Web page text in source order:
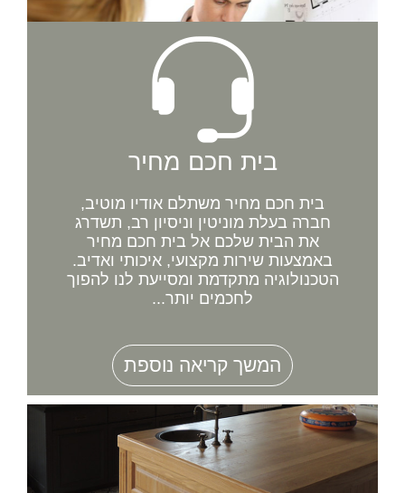
בית חכם מחיר
בית חכם מחיר משתלם אודיו מוטיב,
חברה בעלת מוניטין וניסיון רב, תשדרג
את הבית שלכם אל בית חכם מחיר
באמצעות שירות מקצועי, איכותי ואדיב.
הטכנולוגיה מתקדמת ומסייעת לנו להפוך
לחכמים יותר...
המשך קריאה נוספת